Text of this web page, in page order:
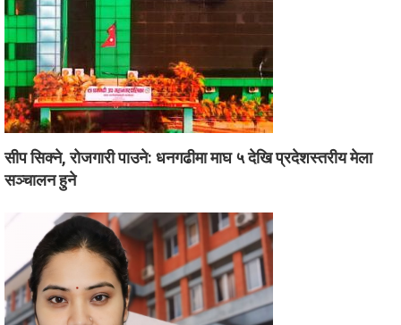
सीप सिक्ने, रोजगारी पाउने: धनगढीमा माघ ५ देखि प्रदेशस्तरीय मेला
सञ्चालन हुने